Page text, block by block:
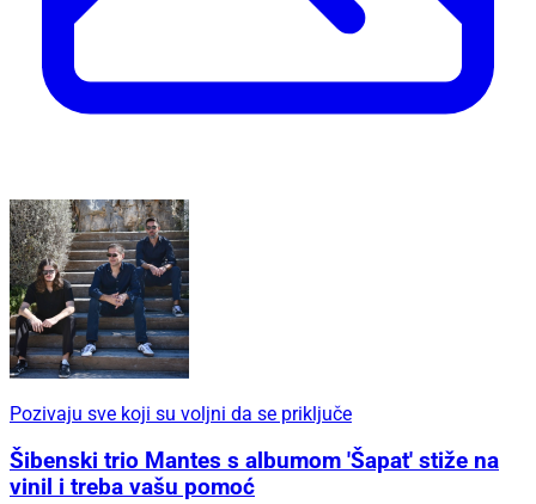
Pozivaju sve koji su voljni da se priključe
Šibenski trio Mantes s albumom 'Šapat' stiže na
vinil i treba vašu pomoć